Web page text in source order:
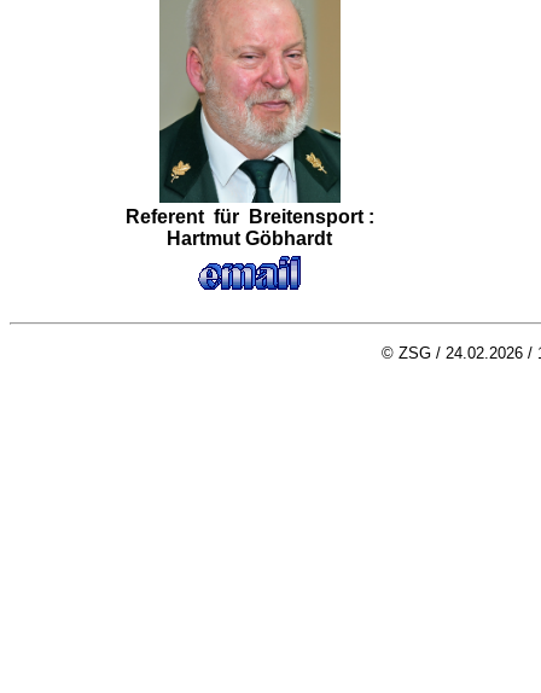
Referent für Breitensport:
Hartmut Göbhardt
© ZSG / 24.02.2026 /